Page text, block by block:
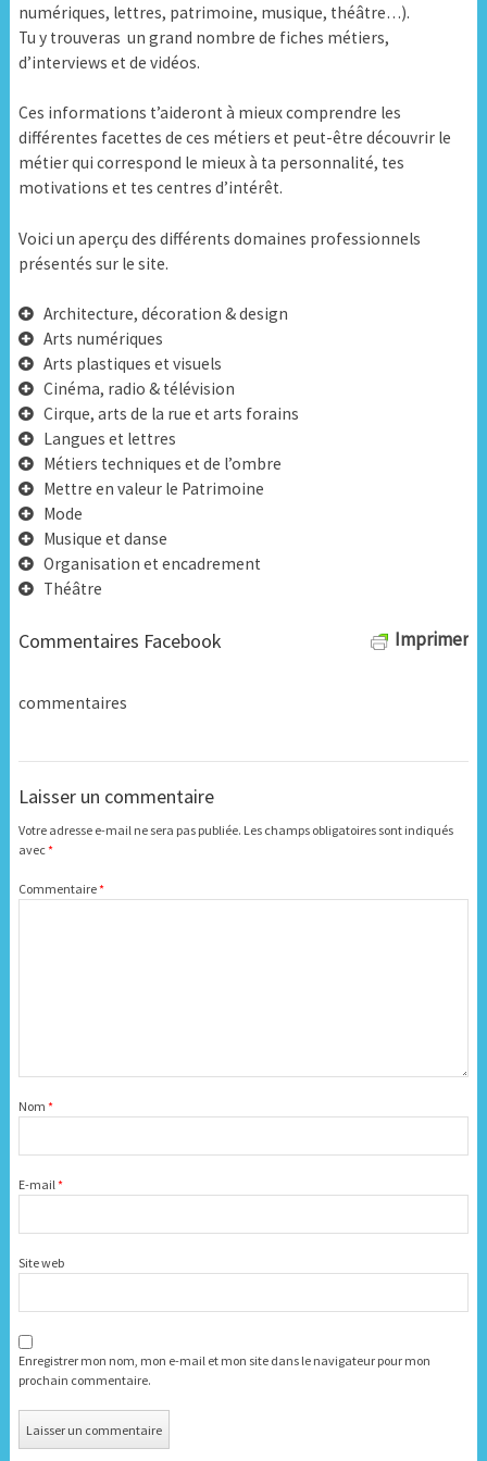
numériques, lettres, patrimoine, musique, théâtre…).
Tu y trouveras un grand nombre de fiches métiers,
d’interviews et de vidéos.
Ces informations t’aideront à mieux comprendre les
différentes facettes de ces métiers et peut-être découvrir le
métier qui correspond le mieux à ta personnalité, tes
motivations et tes centres d’intérêt.
Voici un aperçu des différents domaines professionnels
présentés sur le site.
Architecture, décoration & design
Arts numériques
Arts plastiques et visuels
Cinéma, radio & télévision
Cirque, arts de la rue et arts forains
Langues et lettres
Métiers techniques et de l’ombre
Mettre en valeur le Patrimoine
Mode
Musique et danse
Organisation et encadrement
Théâtre
Imprimer
Commentaires Facebook
commentaires
Laisser un commentaire
Votre adresse e-mail ne sera pas publiée. Les champs obligatoires sont indiqués
avec*
Commentaire*
Nom *
E-mail *
Site web
Enregistrer mon nom, mon e-mail et mon site dans le navigateur pour mon
prochain commentaire.